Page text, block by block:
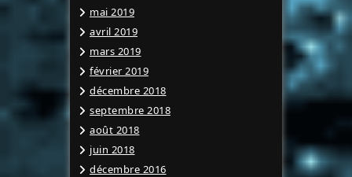
mai 2019
avril 2019
mars 2019
février 2019
décembre 2018
septembre 2018
août 2018
juin 2018
décembre 2016